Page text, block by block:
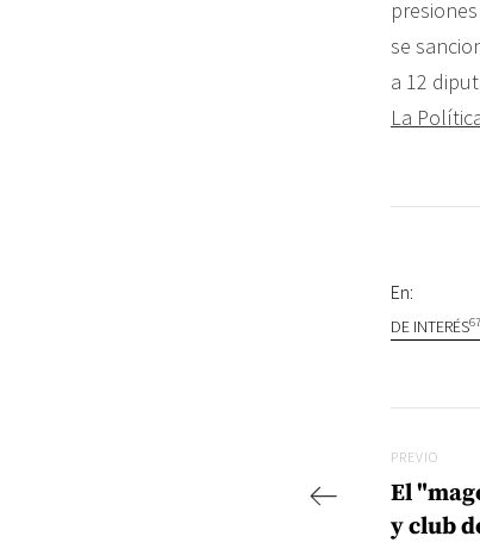
se
a 12
La
En:
DE INTERÉS
Previo
PREVIO
El
y club